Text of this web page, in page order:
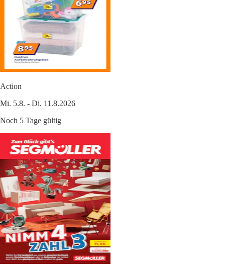
Action
Mi. 5.8. - Di. 11.8.2026
Noch 5 Tage gültig